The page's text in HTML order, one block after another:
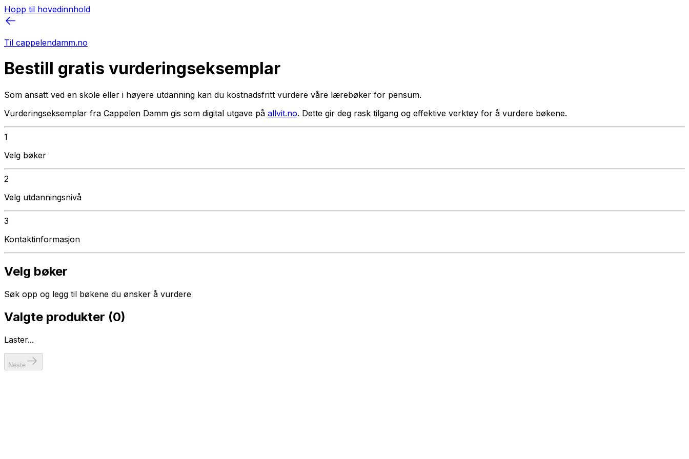
Hopp til hovedinnhold
Til cappelendamm.no
Bestill gratis vurderingseksemplar
Som ansatt ved en skole eller i høyere utdanning kan du kostnadsfritt vurdere våre lærebøker for pensum.
Vurderingseksemplar fra Cappelen Damm gis som digital utgave på allvit.no. Dette gir deg rask tilgang og effektive verktøy for å vurdere bøkene.
1
Velg bøker
2
Velg utdanningsnivå
3
Kontaktinformasjon
Velg bøker
Søk opp og legg til bøkene du ønsker å vurdere
Valgte produkter (0)
Laster...
Neste